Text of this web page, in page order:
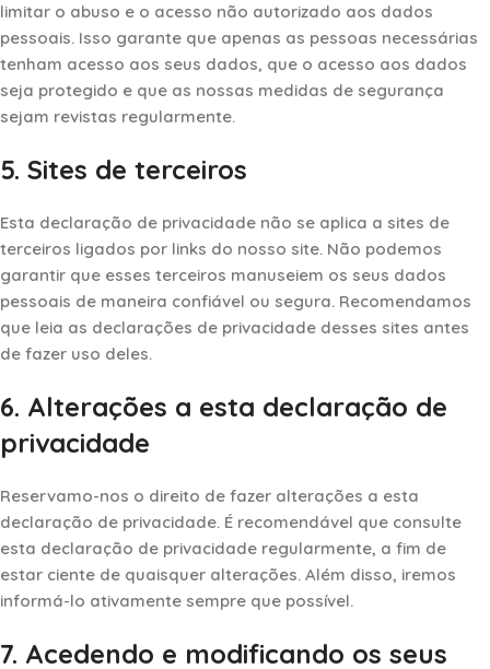
limitar o abuso e o acesso não autorizado aos dados
pessoais. Isso garante que apenas as pessoas necessárias
tenham acesso aos seus dados, que o acesso aos dados
seja protegido e que as nossas medidas de segurança
sejam revistas regularmente.
5. Sites de terceiros
Esta declaração de privacidade não se aplica a sites de
terceiros ligados por links do nosso site. Não podemos
garantir que esses terceiros manuseiem os seus dados
pessoais de maneira confiável ou segura. Recomendamos
que leia as declarações de privacidade desses sites antes
de fazer uso deles.
6. Alterações a esta declaração de
privacidade
Reservamo-nos o direito de fazer alterações a esta
declaração de privacidade. É recomendável que consulte
esta declaração de privacidade regularmente, a fim de
estar ciente de quaisquer alterações. Além disso, iremos
informá-lo ativamente sempre que possível.
7. Acedendo e modificando os seus